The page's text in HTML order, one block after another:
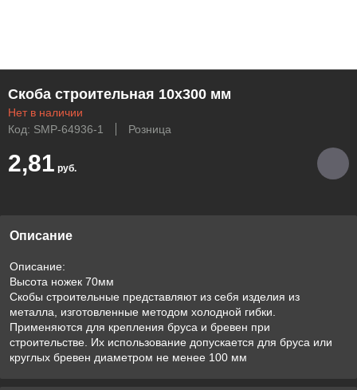
Скоба строительная 10х300 мм
Нет в наличии
Код: SMP-64936-1
Розница
2,81 руб.
Описание
Описание:
Высота ножек 70мм
Скобы строительные представляют из себя изделия из
металла, изготовленные методом холодной гибки.
Применяются для крепления бруса и бревен при
строительстве. Их использование допускается для бруса или
круглых бревен диаметром не менее 100 мм